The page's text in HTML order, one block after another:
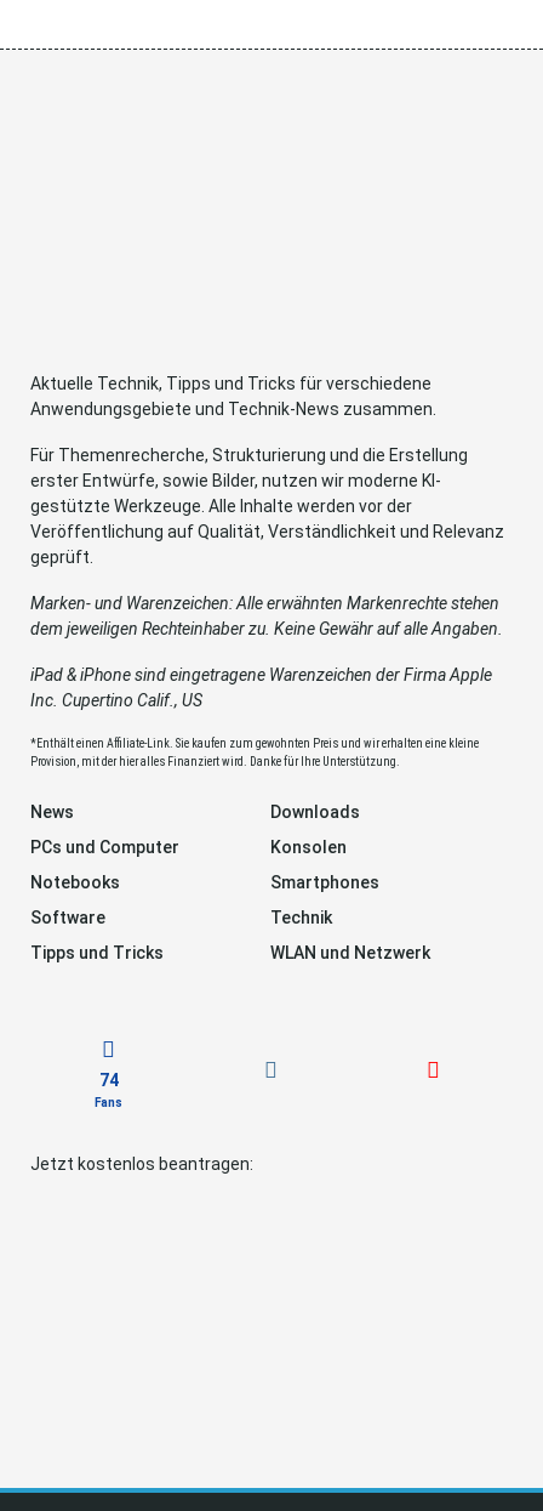
Aktuelle Technik, Tipps und Tricks für verschiedene
Anwendungsgebiete und Technik-News zusammen.
Für Themenrecherche, Strukturierung und die Erstellung
erster Entwürfe, sowie Bilder, nutzen wir moderne KI-
gestützte Werkzeuge. Alle Inhalte werden vor der
Veröffentlichung auf Qualität, Verständlichkeit und Relevanz
geprüft.
Marken- und Warenzeichen: Alle erwähnten Markenrechte stehen
dem jeweiligen Rechteinhaber zu. Keine Gewähr auf alle Angaben.
iPad & iPhone sind eingetragene Warenzeichen der Firma Apple
Inc. Cupertino Calif., US
*Enthält einen Affiliate-Link. Sie kaufen zum gewohnten Preis und wir erhalten eine kleine
Provision, mit der hier alles Finanziert wird. Danke für Ihre Unterstützung.
News
Downloads
PCs und Computer
Konsolen
Notebooks
Smartphones
Software
Technik
Tipps und Tricks
WLAN und Netzwerk
74
Fans
Jetzt kostenlos beantragen: